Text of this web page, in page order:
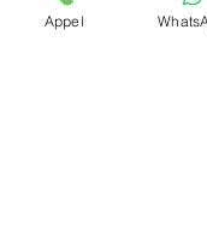
Appel